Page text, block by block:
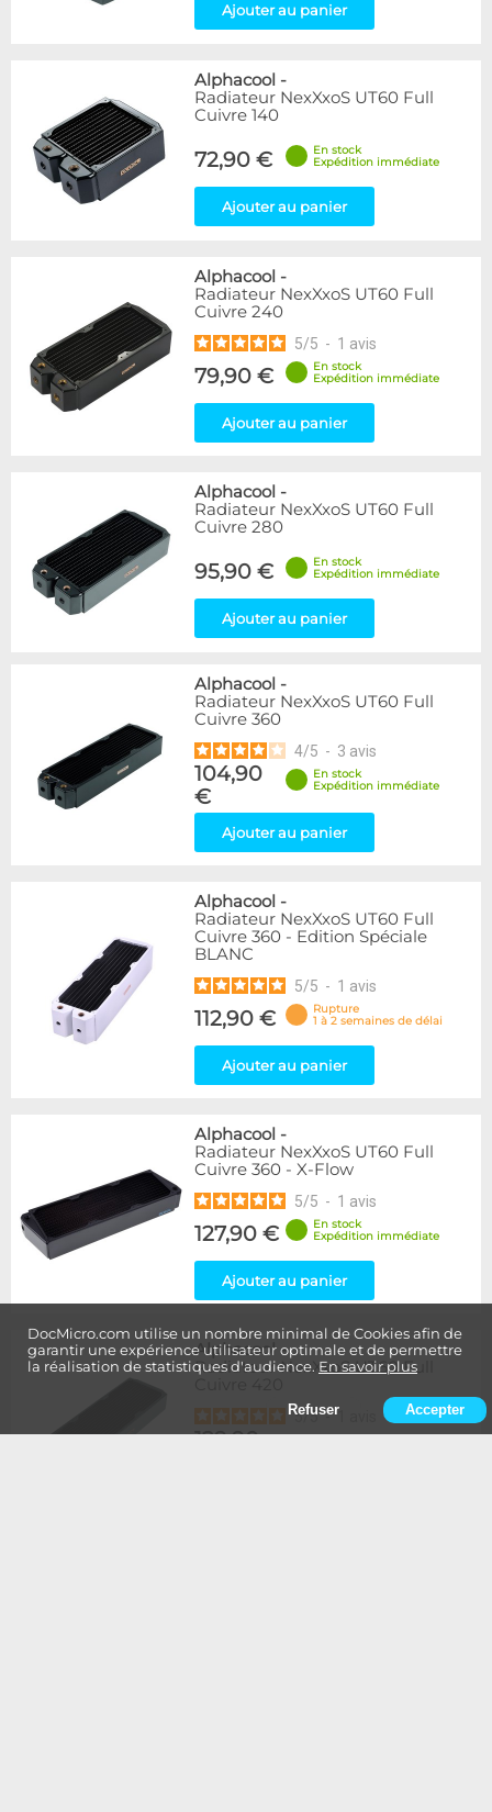
DocMicro.com utilise un nombre minimal de Cookies afin de
garantir une expérience utilisateur optimale et de permettre
la réalisation de statistiques d'audience. En savoir plus
Refuser Accepter
Ajouter au panier
Alphacool -
Radiateur NexXxoS UT60 Full
Cuivre 140
72,90 €
En stock
Expédition immédiate
Ajouter au panier
Alphacool -
Radiateur NexXxoS UT60 Full
Cuivre 240
5/5 - 1 avis
79,90 €
En stock
Expédition immédiate
Ajouter au panier
Alphacool -
Radiateur NexXxoS UT60 Full
Cuivre 280
95,90 €
En stock
Expédition immédiate
Ajouter au panier
Alphacool -
Radiateur NexXxoS UT60 Full
Cuivre 360
4/5 - 3 avis
104,90
€
En stock
Expédition immédiate
Ajouter au panier
Alphacool -
Radiateur NexXxoS UT60 Full
Cuivre 360 - Edition Spéciale
BLANC
5/5 - 1 avis
112,90 €
Rupture
1 à 2 semaines de délai
Ajouter au panier
Alphacool -
Radiateur NexXxoS UT60 Full
Cuivre 360 - X-Flow
5/5 - 1 avis
127,90 €
En stock
Expédition immédiate
Ajouter au panier
Alphacool-
Radiateur NexXxoS UT60 Full
5/5-
129,90